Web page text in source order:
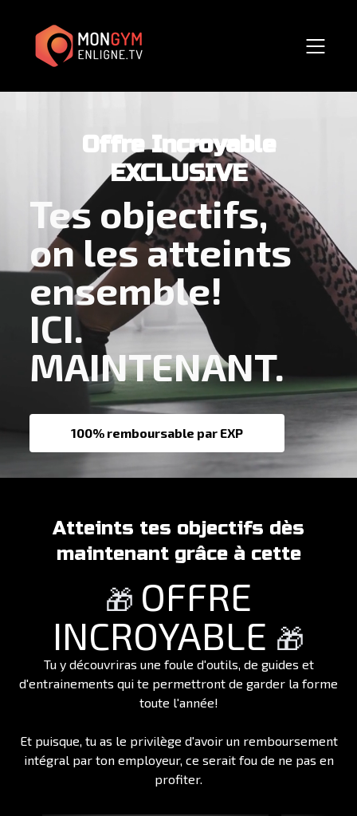
Offre Incroyable
EXCLUSIVE
Tes objectifs,
on les atteints
ensemble!
ICI.
MAINTENANT.
100% remboursable par EXP
Atteints tes objectifs dès
maintenant grâce à cette
🎁 OFFRE
INCROYABLE 🎁
Tu y découvriras une foule d'outils, de guides et
d'entrainements qui te permettront de garder la forme
toute l'année!
Et puisque, tu as le privilège d'avoir un remboursement
intégral par ton employeur, ce serait fou de ne pas en
profiter.